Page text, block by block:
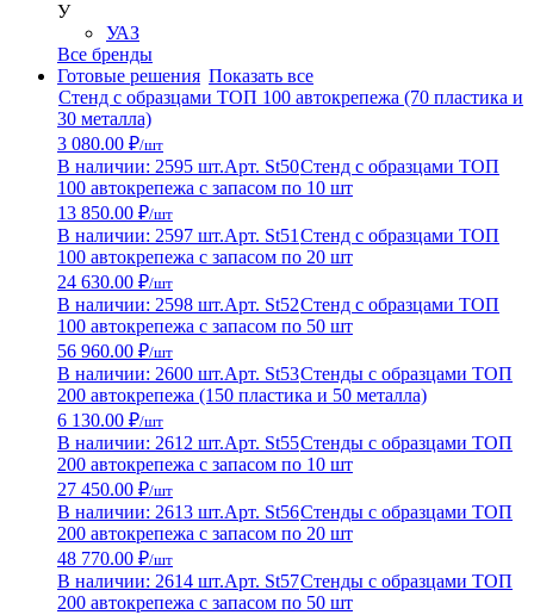
У
УАЗ
Все бренды
Готовые решения Показать все
Стенд с образцами ТОП 100 автокрепежа (70 пластика и
30 металла)
3 080.00 ₽/шт
В наличии: 2595 шт.Арт. St50Стенд с образцами ТОП
100 автокрепежа с запасом по 10 шт
13 850.00 ₽/шт
В наличии: 2597 шт.Арт. St51 Стенд с образцами ТОП
100 автокрепежа с запасом по 20 шт
24 630.00 ₽/шт
В наличии: 2598 шт.Арт. St52Стенд с образцами ТОП
100 автокрепежа с запасом по 50 шт
56 960.00 ₽/шт
В наличии: 2600 шт.Арт. St53Стенды с образцами ТОП
200 автокрепежа (150 пластика и 50 металла)
6 130.00 ₽/шт
В наличии: 2612 шт.Арт. St55Стенды с образцами ТОП
200 автокрепежа с запасом по 10 шт
27 450.00 ₽/шт
В наличии: 2613 шт.Арт. St56Стенды с образцами ТОП
200 автокрепежа с запасом по 20 шт
48 770.00 ₽/шт
В наличии: 2614 шт.Арт. St57Стенды с образцами ТОП
200 автокрепежа с запасом по 50 шт